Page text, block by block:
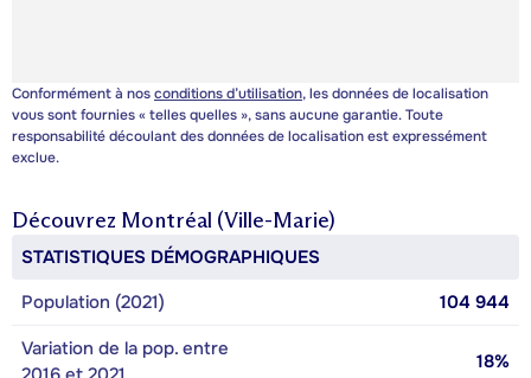
Conformément à nosconditions d’utilisation, les données de localisation
vous sont fournies « telles quelles », sans aucune garantie. Toute
responsabilité découlant des données de localisation est expressément
exclue.
Découvrez Montréal (Ville-Marie)
STATISTIQUES DÉMOGRAPHIQUES
Population (2021)
104 944
Variation de la pop. entre
18%